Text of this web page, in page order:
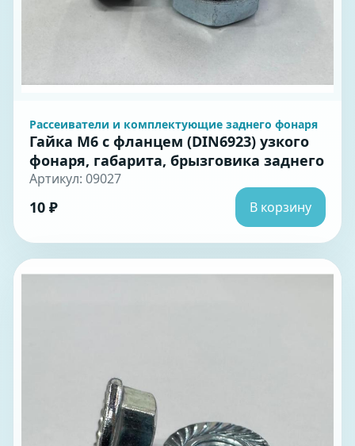
Рассеиватели и комплектующие заднего фонаря
Гайка М6 с фланцем (DIN6923) узкого
фонаря, габарита, брызговика заднего
Артикул: 09027
10 ₽ В корзину